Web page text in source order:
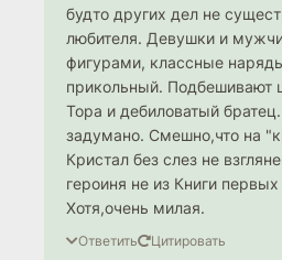
будто других дел не
любителя. Девушки и
фигурами, классные
прикольный. Подбешивают
Тора и дебиловатый
задумано. Смешно,что на
Кристал без слез не
героиня не из Книги
Хотя,очень милая.
Ответить Цитировать